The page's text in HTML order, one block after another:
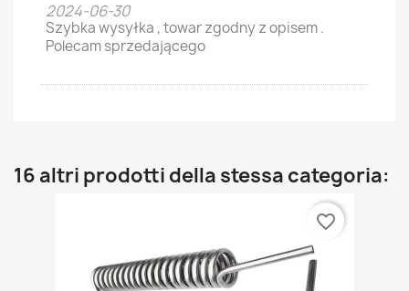
2024-06-30
Szybka wysyłka , towar zgodny z opisem .
Polecam sprzedającego
16 altri prodotti della stessa categoria:
favorite_border